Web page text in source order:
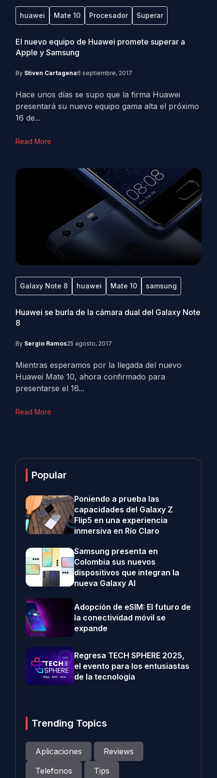
huawei Mate 10 Procesador Superar
El nuevo equipo de Huawei promete superar a
Apple y Samsung
By Stiven Cartagena6 septiembre, 2017
Hace unos días se supo que la firma Huawei
presentará su nuevo equipo gama alta el próximo
16 de...
Read More
Galaxy Note 8 huawei Mate 10 samsung
Huawei se burla de la cámara dual del Galaxy Note
8
By Sergio Ramos25 agosto, 2017
Mientras esperamos por la llegada del nuevo
Huawei Mate 10, ahora confirmado para
presentarse el 16...
Read More
Popular
Poniendo a prueba las
capacidades del Galaxy Z
Flip5 en una experiencia
inmersiva en Río Claro
Samsung presenta en
Colombia sus nuevos
dispositivos que integran la
nueva Galaxy AI
Adopción de eSIM: El futuro de
la conectividad móvil se
expande
Regresa TECH SPHERE 2025,
el evento para los entusiastas
de la tecnología
Trending Topics
Aplicaciones
Reviews
Telefonos
Tips